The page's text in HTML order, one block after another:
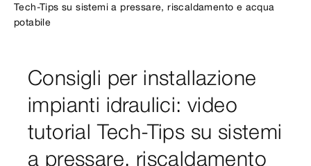
Tech-Tips su sistemi a pressare, riscaldamento e acqua
potabile
Consigli per installazione
impianti idraulici: video
tutorial Tech-Tips su sistemi
a pressare, riscaldamento